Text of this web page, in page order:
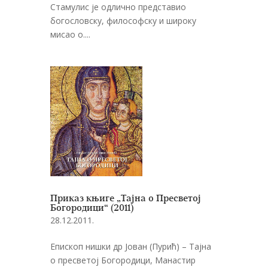
Стамулис је одлично представио
богословску, философску и широку
мисао о....
Приказ књиге „Тајна о Пресветој
Богородици“ (2011)
28.12.2011.
Епископ нишки др Јован (Пурић) – Тајна
о пресветој Богородици, Манастир